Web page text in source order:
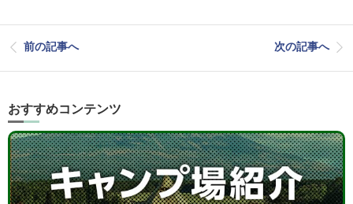
前の記事へ 次の記事へ
おすすめコンテンツ